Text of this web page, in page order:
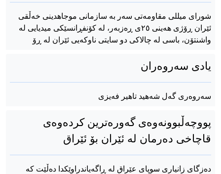
شورای میللی مقاومەتی سەر بە سازمانی موجاهدینی خەڵقی
ئێران ڕۆژی هەینی ٢٥ی ڕەزبەر، لە کۆنفڕانسێکی میدیایی لە
واشنتۆن، باسی لە چالاکی دو سایتی ناوکەیی ئێران لە ڕۆ
یادی سەروەران
سەروەری گەل شەهید تاهیر فەیزی
پووچەڵبوونەوەی گەورەترین کردەوەی
قاچاخی دەرمان لە ئێران بۆ ئێراق
دەزگای زانیاری سوپای عێراق لە ڕاگەیاندراوێکدا دەڵێت کە